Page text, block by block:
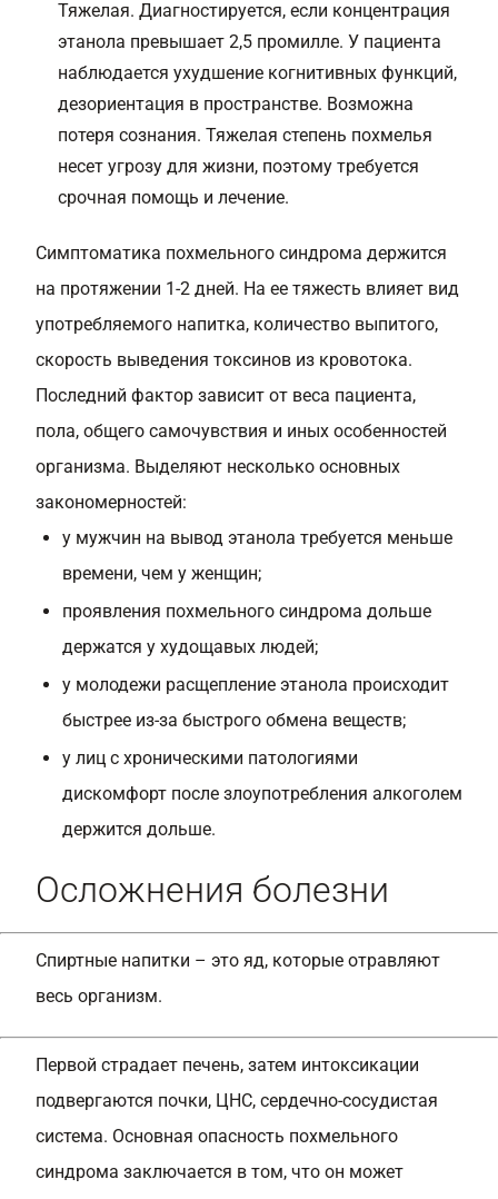
Тяжелая. Диагностируется, если концентрация
этанола превышает 2,5 промилле. У пациента
наблюдается ухудшение когнитивных функций,
дезориентация в пространстве. Возможна
потеря сознания. Тяжелая степень похмелья
несет угрозу для жизни, поэтому требуется
срочная помощь и лечение.
Симптоматика похмельного синдрома держится
на протяжении 1-2 дней. На ее тяжесть влияет вид
употребляемого напитка, количество выпитого,
скорость выведения токсинов из кровотока.
Последний фактор зависит от веса пациента,
пола, общего самочувствия и иных особенностей
организма. Выделяют несколько основных
закономерностей:
у мужчин на вывод этанола требуется меньше
времени, чем у женщин;
проявления похмельного синдрома дольше
держатся у худощавых людей;
у молодежи расщепление этанола происходит
быстрее из-за быстрого обмена веществ;
у лиц с хроническими патологиями
дискомфорт после злоупотребления алкоголем
держится дольше.
Осложнения болезни
Спиртные напитки – это яд, которые отравляют
весь организм.
Первой страдает печень, затем интоксикации
подвергаются почки, ЦНС, сердечно-сосудистая
система. Основная опасность похмельного
синдрома заключается в том, что он может